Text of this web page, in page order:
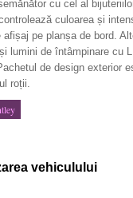
cu cel al
culoarea și
pe planșa de bord.
lumini de întâmpinare cu
de design exterior
roții.
vehiculului